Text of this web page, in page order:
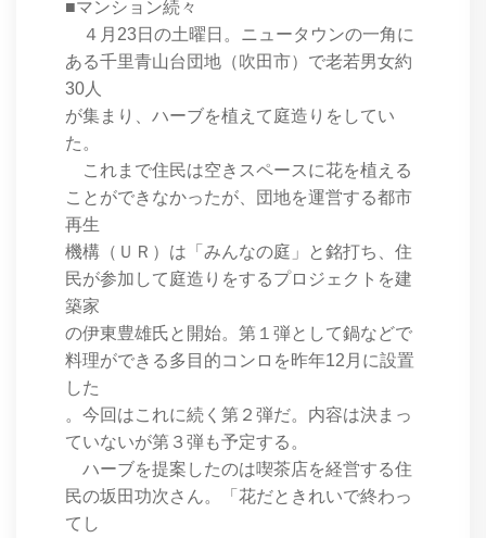
■マンション続々
４月23日の土曜日。ニュータウンの一角に
ある千里青山台団地（吹田市）で老若男女約
30人
が集まり、ハーブを植えて庭造りをしてい
た。
これまで住民は空きスペースに花を植える
ことができなかったが、団地を運営する都市
再生
機構（ＵＲ）は「みんなの庭」と銘打ち、住
民が参加して庭造りをするプロジェクトを建
築家
の伊東豊雄氏と開始。第１弾として鍋などで
料理ができる多目的コンロを昨年12月に設置
した
。今回はこれに続く第２弾だ。内容は決まっ
ていないが第３弾も予定する。
ハーブを提案したのは喫茶店を経営する住
民の坂田功次さん。「花だときれいで終わっ
てし